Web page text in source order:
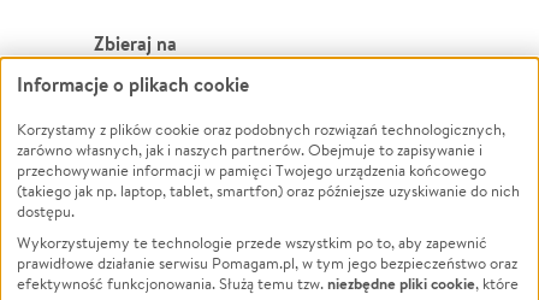
Zbieraj na
Leczenie
Zwierzęta
Pożar
Ukraina
Pomoc Finansowa
Projekty
Powódź
Wichura
NGO
Edukacja
Podróż
Informacje o plikach cookie
Korzystamy z plików cookie oraz podobnych rozwiązań technologicznych,
zarówno własnych, jak i naszych partnerów. Obejmuje to zapisywanie i
przechowywanie informacji w pamięci Twojego urządzenia końcowego
(takiego jak np. laptop, tablet, smartfon) oraz późniejsze uzyskiwanie do nich
dostępu.
Wykorzystujemy te technologie przede wszystkim po to, aby zapewnić
prawidłowe działanie serwisu Pomagam.pl, w tym jego bezpieczeństwo oraz
efektywność funkcjonowania. Służą temu tzw.niezbędne pliki cookie, które